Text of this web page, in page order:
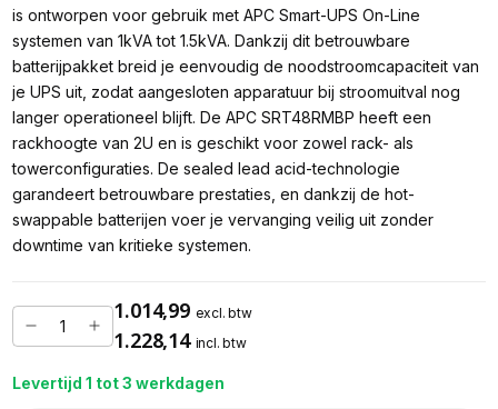
is ontworpen voor gebruik met APC Smart-UPS On-Line
systemen van 1kVA tot 1.5kVA. Dankzij dit betrouwbare
batterijpakket breid je eenvoudig de noodstroomcapaciteit van
je UPS uit, zodat aangesloten apparatuur bij stroomuitval nog
langer operationeel blijft. De APC SRT48RMBP heeft een
rackhoogte van 2U en is geschikt voor zowel rack- als
towerconfiguraties. De sealed lead acid-technologie
garandeert betrouwbare prestaties, en dankzij de hot-
swappable batterijen voer je vervanging veilig uit zonder
downtime van kritieke systemen.
1.014,99 excl. btw
1.228,14 incl. btw
Levertijd 1 tot 3 werkdagen